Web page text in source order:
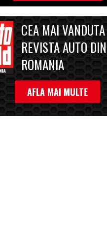
CEA MAI VANDUTA
REVISTA AUTO DIN
ROMANIA
AFLA MAI MULTE